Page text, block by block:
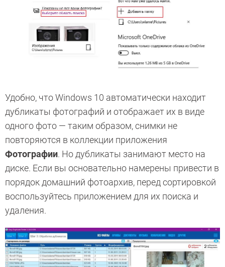
Удобно, что Windows 10 автоматически находит
дубликаты фотографий и отображает их в виде
одного фото — таким образом, снимки не
повторяются в коллекции приложения
Фотографии. Но дубликаты занимают место на
диске. Если вы основательно намерены привести в
порядок домашний фотоархив, перед сортировкой
воспользуйтесь приложением для их поиска и
удаления.